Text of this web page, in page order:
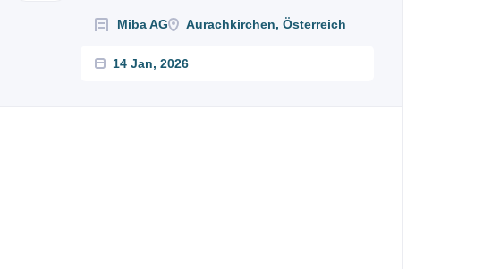
Miba AG Aurachkirchen, Österreich
14 Jan, 2026